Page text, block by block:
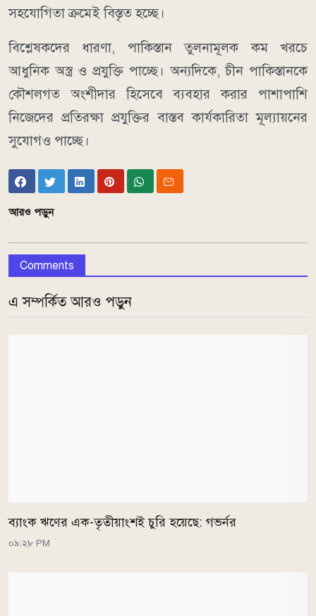
সহযোগিতা ক্রমেই বিস্তৃত হচ্ছে।
বিশ্লেষকদের ধারণা, পাকিস্তান তুলনামূলক কম খরচে
আধুনিক অস্ত্র ও প্রযুক্তি পাচ্ছে। অন্যদিকে, চীন পাকিস্তানকে
কৌশলগত অংশীদার হিসেবে ব্যবহার করার পাশাপাশি
নিজেদের প্রতিরক্ষা প্রযুক্তির বাস্তব কার্যকারিতা মূল্যায়নের
সুযোগও পাচ্ছে।
আরও পড়ুন
Comments
এ সম্পর্কিত আরও পড়ুন
ব্যাংক ঋণের এক-তৃতীয়াংশই চুরি হয়েছে: গভর্নর
০৯:২৮ PM